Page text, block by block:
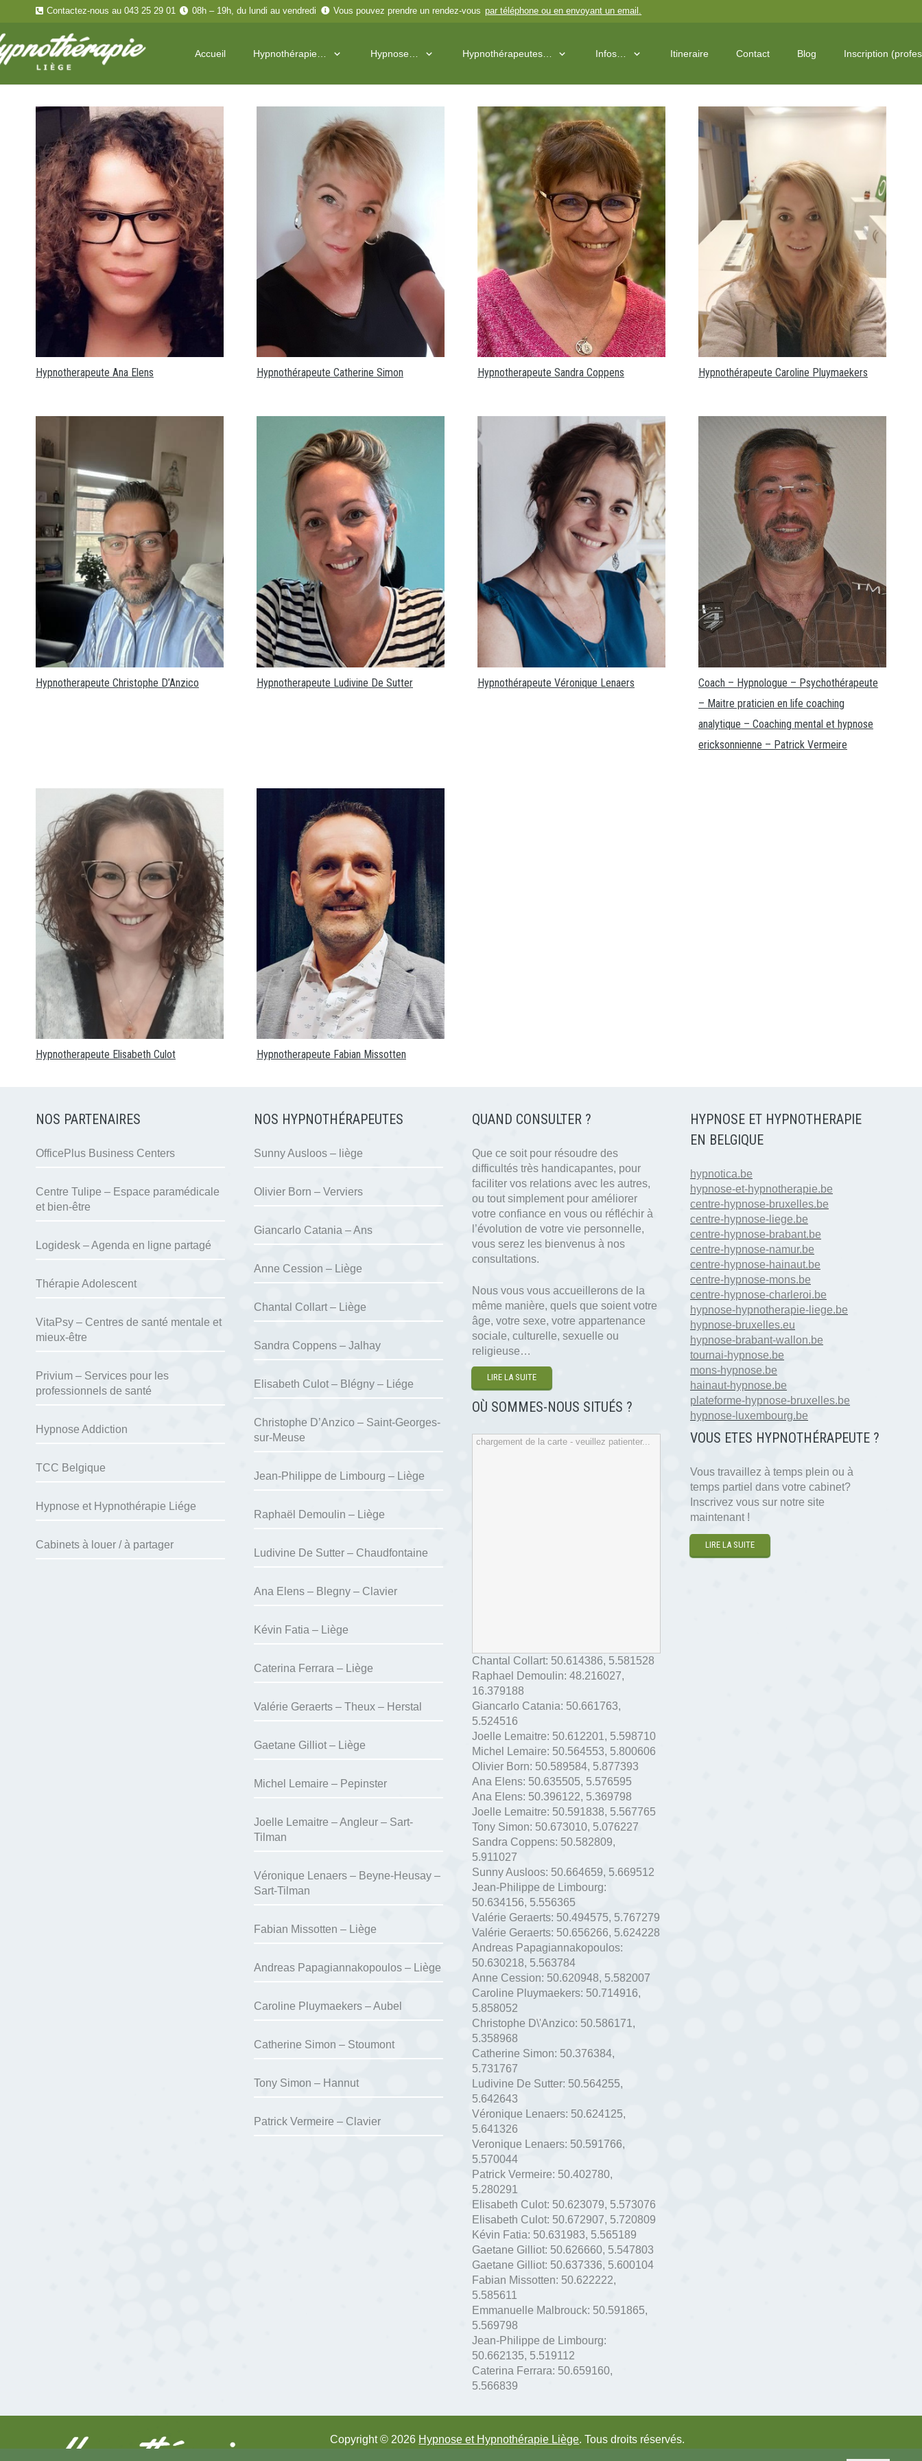
Contactez-nous au 043 25 29 01 08h – 19h, du lundi au vendredi Vous pouvez prendre un rendez-vous par téléphone ou enenvoyant un email
Accueil Hypnothérapie… Hypnose… Hypnothérapeutes… Infos… Itineraire Contact Blog Inscription
Hypnotherapeute Ana Elens Hypnothérapeute Catherine Simon Hypnotherapeute Sandra Coppens Hypnothérapeute Caroline Pluymaekers
Hypnotherapeute Christophe D’Anzico Hypnotherapeute Ludivine De Sutter Hypnothérapeute Véronique Lenaers
Coach – Hypnologue – Psychothérapeute
– Maitre praticien en life coaching
analytique – Coaching mental et hypnose
ericksonnienne – Patrick Vermeire
Hypnotherapeute Elisabeth Culot Hypnotherapeute Fabian Missotten
NOS PARTENAIRES
OfficePlus Business Centers
Centre Tulipe – Espace paramédicale
et bien-être
Logidesk – Agenda en ligne partagé
Thérapie Adolescent
VitaPsy – Centres de santé mentale et
mieux-être
Privium – Services pour les
professionnels de santé
Hypnose Addiction
TCC Belgique
Hypnose et Hypnothérapie Liége
Cabinets à louer / à partager
NOS HYPNOTHÉRAPEUTES
Sunny Ausloos – liège
Olivier Born – Verviers
Giancarlo Catania – Ans
Anne Cession – Liège
Chantal Collart – Liège
Sandra Coppens – Jalhay
Elisabeth Culot – Blégny – Liége
Christophe D’Anzico – Saint-Georges-
sur-Meuse
Jean-Philippe de Limbourg – Liège
Raphaël Demoulin – Liège
Ludivine De Sutter – Chaudfontaine
Ana Elens – Blegny – Clavier
Kévin Fatia – Liège
Caterina Ferrara – Liège
Valérie Geraerts – Theux – Herstal
Gaetane Gilliot – Liège
Michel Lemaire – Pepinster
Joelle Lemaitre – Angleur – Sart-
Tilman
Véronique Lenaers – Beyne-Heusay –
Sart-Tilman
Fabian Missotten – Liège
Andreas Papagiannakopoulos – Liège
Caroline Pluymaekers – Aubel
Catherine Simon – Stoumont
Tony Simon – Hannut
Patrick Vermeire – Clavier
QUAND CONSULTER ?
Que ce soit pour résoudre des
difficultés très handicapantes, pour
faciliter vos relations avec les autres,
ou tout simplement pour améliorer
votre confiance en vous ou réfléchir à
l’évolution de votre vie personnelle,
vous serez les bienvenus à nos
consultations.
Nous vous vous accueillerons de la
même manière, quels que soient votre
âge, votre sexe, votre appartenance
sociale, culturelle, sexuelle ou
religieuse…
LIRE LA SUITE
OÙ SOMMES-NOUS SITUÉS ?
chargement de la carte - veuillez patienter...
Chantal Collart: 50.614386, 5.581528
Raphael Demoulin: 48.216027,
16.379188
Giancarlo Catania: 50.661763,
5.524516
Joelle Lemaitre: 50.612201 , 5.598710
Michel Lemaire: 50.564553, 5.800606
Olivier Born: 50.589584, 5.877393
Ana Elens: 50.635505, 5.576595
Ana Elens: 50.396122, 5.369798
Joelle Lemaitre: 50.591838, 5.567765
Tony Simon: 50.673010, 5.076227
Sandra Coppens: 50.582809,
5.911027
Sunny Ausloos: 50.664659, 5.669512
Jean-Philippe de Limbourg:
50.634156, 5.556365
Valérie Geraerts: 50.494575, 5.767279
Valérie Geraerts: 50.656266, 5.624228
Andreas Papagiannakopoulos:
50.630218, 5.563784
Anne Cession: 50.620948, 5.582007
Caroline Pluymaekers: 50.714916,
5.858052
Christophe D\'Anzico: 50.586171 ,
5.358968
Catherine Simon: 50.376384,
5.731767
Ludivine De Sutter: 50.564255,
5.642643
Véronique Lenaers: 50.624125,
5.641326
Veronique Lenaers: 50.591766,
5.570044
Patrick Vermeire: 50.402780,
5.280291
Elisabeth Culot: 50.623079, 5.573076
Elisabeth Culot: 50.672907, 5.720809
Kévin Fatia: 50.631983, 5.565189
Gaetane Gilliot: 50.626660, 5.547803
Gaetane Gilliot: 50.637336, 5.600104
Fabian Missotten: 50.622222,
5.585611
Emmanuelle Malbrouck: 50.591865,
5.569798
Jean-Philippe de Limbourg:
50.662135, 5.519112
Caterina Ferrara: 50.659160,
5.566839
HYPNOSE ET HYPNOTHERAPIE
EN BELGIQUE
hypnotica.be
hypnose-et-hypnotherapie.be
centre-hypnose-bruxelles.be
centre-hypnose-liege.be
centre-hypnose-brabant.be
centre-hypnose-namur.be
centre-hypnose-hainaut.be
centre-hypnose-mons.be
centre-hypnose-charleroi.be
hypnose-hypnotherapie-liege.be
hypnose-bruxelles.eu
hypnose-brabant-wallon.be
tournai-hypnose.be
mons-hypnose.be
hainaut-hypnose.be
plateforme-hypnose-bruxelles.be
hypnose-luxembourg.be
VOUS ETES HYPNOTHÉRAPEUTE ?
Vous travaillez à temps plein ou à
temps partiel dans votre cabinet?
Inscrivez vous sur notre site
maintenant !
LIRE LA SUITE
Copyright © 2026 Hypnose et Hypnothérapie Liège. Tous droits réservés.